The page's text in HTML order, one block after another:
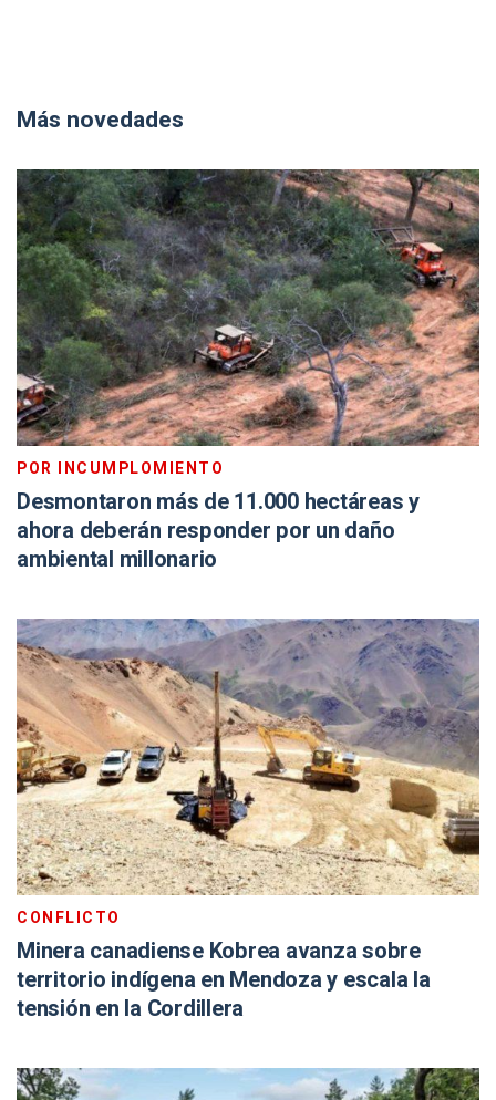
Más novedades
POR INCUMPLOMIENTO
Desmontaron más de 11.000 hectáreas y
ahora deberán responder por un daño
ambiental millonario
CONFLICTO
Minera canadiense Kobrea avanza sobre
territorio indígena en Mendoza y escala la
tensión en la Cordillera